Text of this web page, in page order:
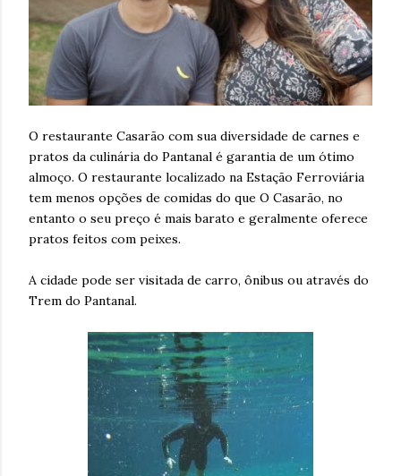
O restaurante Casarão com sua diversidade de carnes e
pratos da culinária do Pantanal é garantia de um ótimo
almoço. O restaurante localizado na Estação Ferroviária
tem menos opções de comidas do que O Casarão, no
entanto o seu preço é mais barato e geralmente oferece
pratos feitos com peixes.
A cidade pode ser visitada de carro, ônibus ou através do
Trem do Pantanal.